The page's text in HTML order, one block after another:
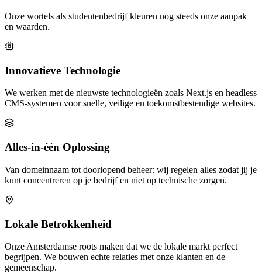
Onze wortels als studentenbedrijf kleuren nog steeds onze aanpak
en waarden.
Innovatieve Technologie
We werken met de nieuwste technologieën zoals Next.js en headless
CMS-systemen voor snelle, veilige en toekomstbestendige websites.
Alles-in-één Oplossing
Van domeinnaam tot doorlopend beheer: wij regelen alles zodat jij je
kunt concentreren op je bedrijf en niet op technische zorgen.
Lokale Betrokkenheid
Onze Amsterdamse roots maken dat we de lokale markt perfect
begrijpen. We bouwen echte relaties met onze klanten en de
gemeenschap.